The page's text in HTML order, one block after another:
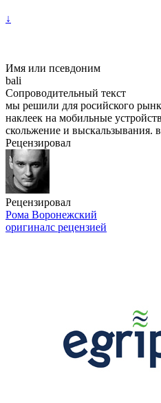
↓
Имя или псевдоним
bali
Сопроводительный текст
мы решили для росийского
наклеек на мобильные
скольжение и выскальзывания.
Рецензировал
Рецензировал
Рома Воронежский
оригиналс рецензией